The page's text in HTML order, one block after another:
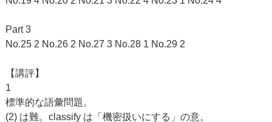
Part 3
No.25 2 No.26 2 No.27 3 No.28 1 No.29 2
【講評】
1
標準的な語彙問題。
(2) は難。classify は「機密扱いにする」の意。